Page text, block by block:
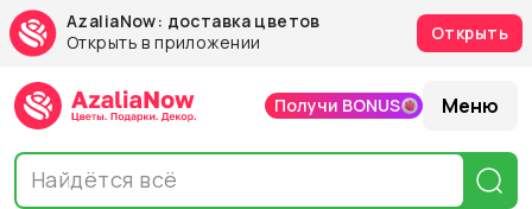
AzaliaNow: доставка цветов
Открыть в приложении
Открыть
Получи BONUS Меню